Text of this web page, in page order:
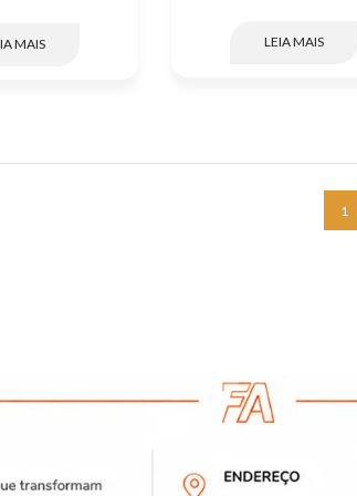
MAIS LEIA MAIS
1